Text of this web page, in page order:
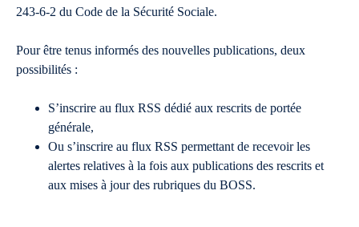
243-6-2 du Code de la Sécurité Sociale.
Pour être tenus informés des nouvelles publications, deux
possibilités :
S’inscrire au flux RSS dédié aux rescrits de portée
générale,
Ou s’inscrire au flux RSS permettant de recevoir les
alertes relatives à la fois aux publications des rescrits et
aux mises à jour des rubriques du BOSS.